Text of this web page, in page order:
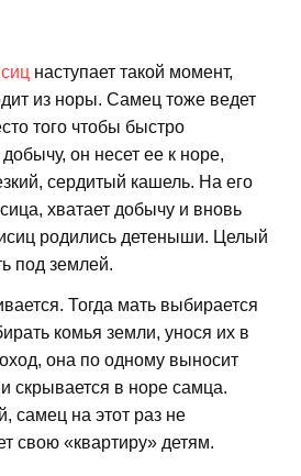
наступает такой момент,
из норы. Самец тоже ведет
того чтобы быстро
он несет ее к норе,
сердитый кашель. На его
хватает добычу и вновь
родились детеныши. Целый
под землей.
Тогда мать выбирается
комья земли, унося их в
она по одному выносит
скрывается в норе самца.
самец на этот раз не
свою «квартиру» детям.